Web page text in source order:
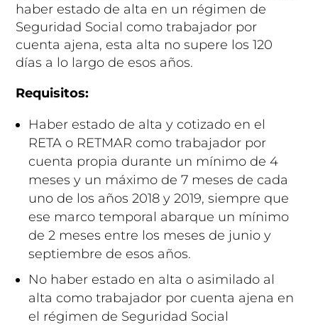
haber estado de alta en un régimen de
Seguridad Social como trabajador por
cuenta ajena, esta alta no supere los 120
días a lo largo de esos años.
Requisitos:
Haber estado de alta y cotizado en el
RETA o RETMAR como trabajador por
cuenta propia durante un mínimo de 4
meses y un máximo de 7 meses de cada
uno de los años 2018 y 2019, siempre que
ese marco temporal abarque un mínimo
de 2 meses entre los meses de junio y
septiembre de esos años.
No haber estado en alta o asimilado al
alta como trabajador por cuenta ajena en
el régimen de Seguridad Social